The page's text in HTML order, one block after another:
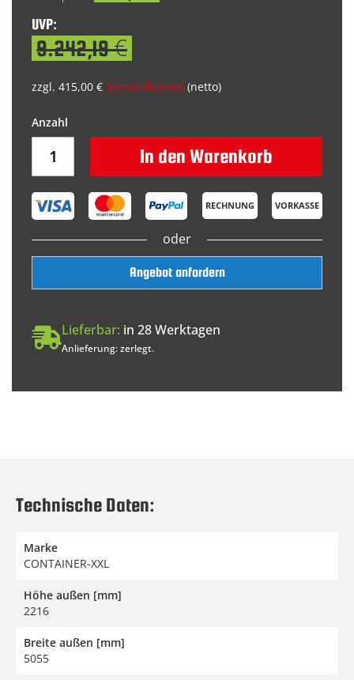
UVP:
9.242,19 €
zzgl. 415,00 € Versandkosten (netto)
In den Warenkorb
RECHNUNG VORKASSE
oder
Angebot anfordern
Lieferbar: in 28 Werktagen
Anlieferung: zerlegt.
Technische Daten:
Marke
CONTAINER-XXL
Höhe außen [mm]
2216
Breite außen [mm]
5055